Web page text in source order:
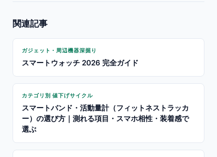
関連記事
ガジェット・周辺機器深掘り
スマートウォッチ 2026 完全ガイド
カテゴリ別 値下げサイクル
スマートバンド・活動量計（フィットネストラッカ
ー）の選び方｜測れる項目・スマホ相性・装着感で
選ぶ